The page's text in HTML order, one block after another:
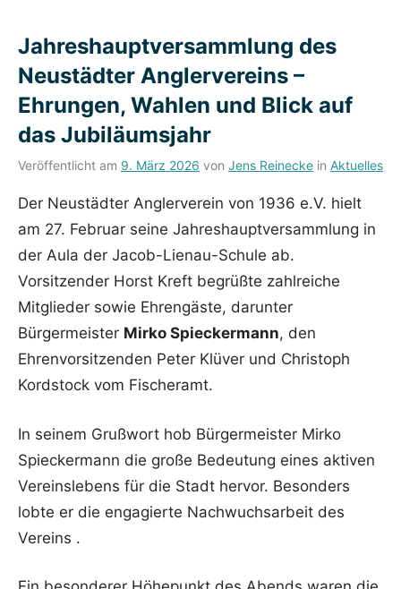
Jahreshauptversammlung des
Neustädter Anglervereins –
Ehrungen, Wahlen und Blick auf
das Jubiläumsjahr
Veröffentlicht am 9. März 2026 von Jens Reinecke in Aktuelles
Der Neustädter Anglerverein von 1936 e.V. hielt
am 27. Februar seine Jahreshauptversammlung in
der Aula der Jacob-Lienau-Schule ab.
Vorsitzender Horst Kreft begrüßte zahlreiche
Mitglieder sowie Ehrengäste, darunter
Bürgermeister Mirko Spieckermann, den
Ehrenvorsitzenden Peter Klüver und Christoph
Kordstock vom Fischeramt.
In seinem Grußwort hob Bürgermeister Mirko
Spieckermann die große Bedeutung eines aktiven
Vereinslebens für die Stadt hervor. Besonders
lobte er die engagierte Nachwuchsarbeit des
Vereins .